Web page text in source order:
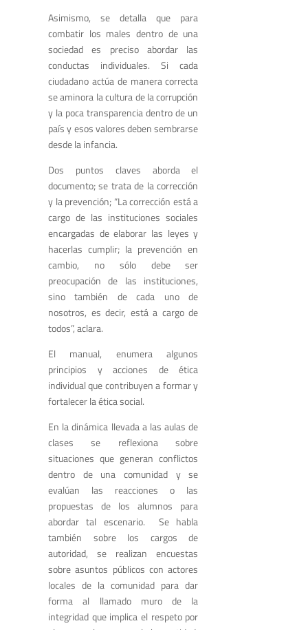
Asimismo, se detalla que para
combatir los males dentro de una
sociedad es preciso abordar las
conductas individuales. Si cada
ciudadano actúa de manera correcta
se aminora la cultura de la corrupción
y la poca transparencia dentro de un
país y esos valores deben sembrarse
desde la infancia.
Dos puntos claves aborda el
documento; se trata de la corrección
y la prevención; “La corrección está a
cargo de las instituciones sociales
encargadas de elaborar las leyes y
hacerlas cumplir; la prevención en
cambio, no sólo debe ser
preocupación de las instituciones,
sino también de cada uno de
nosotros, es decir, está a cargo de
todos”, aclara.
El manual, enumera algunos
principios y acciones de ética
individual que contribuyen a formar y
fortalecer la ética social.
En la dinámica llevada a las aulas de
clases se reflexiona sobre
situaciones que generan conflictos
dentro de una comunidad y se
evalúan las reacciones o las
propuestas de los alumnos para
abordar tal escenario. Se habla
también sobre los cargos de
autoridad, se realizan encuestas
sobre asuntos públicos con actores
locales de la comunidad para dar
forma al llamado muro de la
integridad que implica el respeto por